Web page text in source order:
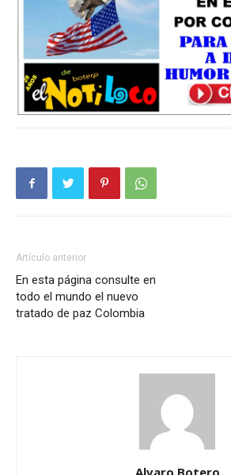
Artículo anterior
En esta página consulte en
todo el mundo el nuevo
tratado de paz Colombia